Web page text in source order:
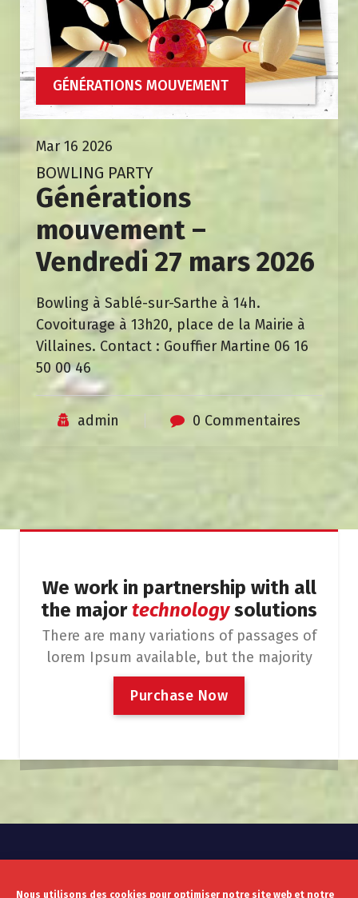
Nous utilisons des cookies pour optimiser notre site web et notre
GÉNÉRATIONS MOUVEMENT
Mar 16 2026
BOWLING PARTY
Générations
mouvement –
Vendredi 27 mars 2026
Bowling à Sablé-sur-Sarthe à 14h.
Covoiturage à 13h20, place de la Mairie à
Villaines. Contact : Gouffier Martine 06 16
50 00 46
admin 0 Commentaires
We work in partnership with all
the majortechnologysolutions
There are many variations of passages of
lorem Ipsum available, but the majority
Purchase Now